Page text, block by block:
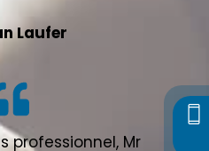
Laufer
professionnel, Mr